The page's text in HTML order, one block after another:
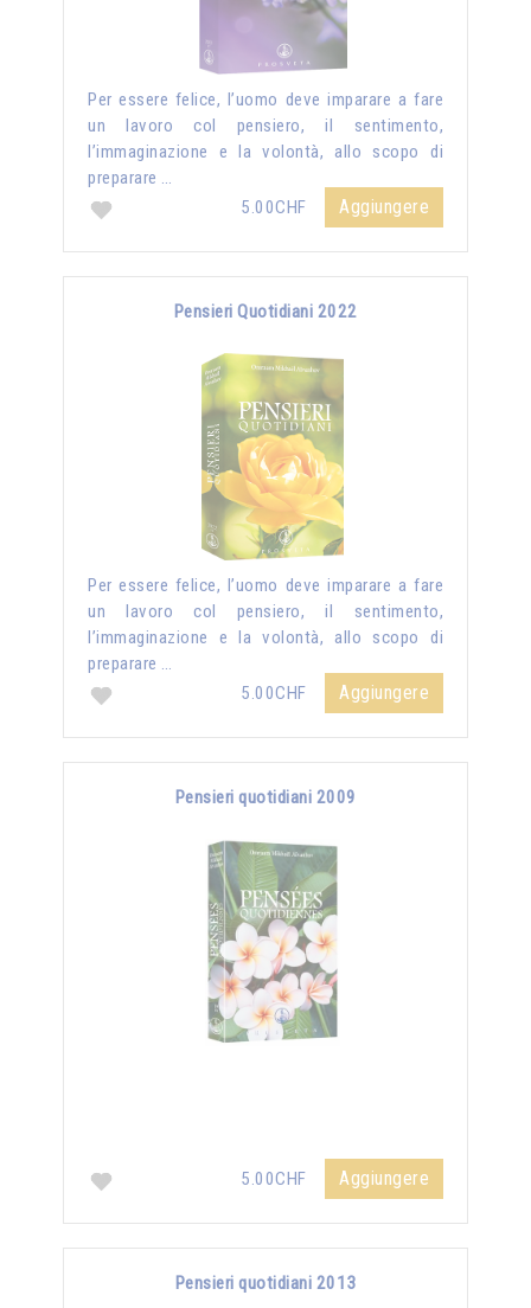
Per essere felice, l’uomo deve imparare a fare
un lavoro col pensiero, il sentimento,
l’immaginazione e la volontà, allo scopo di
preparare …
5.00CHF
Aggiungere
Pensieri Quotidiani 2022
Per essere felice, l’uomo deve imparare a fare
un lavoro col pensiero, il sentimento,
l’immaginazione e la volontà, allo scopo di
preparare …
5.00CHF
Aggiungere
Pensieri quotidiani 2009
5.00CHF Aggiungere
Pensieri quotidiani 2013